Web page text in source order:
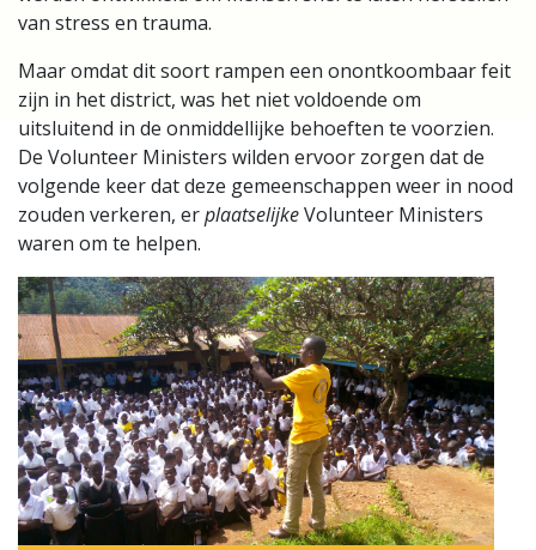
van stress en trauma.
Maar omdat dit soort rampen een onontkoombaar feit
zijn in het district, was het niet voldoende om
uitsluitend in de onmiddellijke behoeften te voorzien.
De Volunteer Ministers wilden ervoor zorgen dat de
volgende keer dat deze gemeenschappen weer in nood
zouden verkeren, erplaatselijkeVolunteer Ministers
waren om te helpen.